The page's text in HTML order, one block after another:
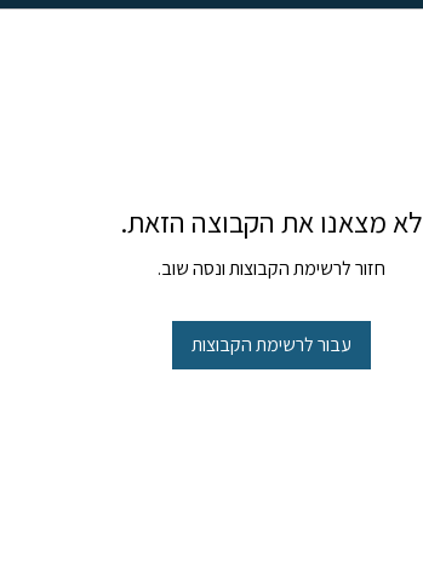
לא מצאנו את הקבוצה הזאת.
חזור לרשימת הקבוצות ונסה שוב.
עבור לרשימת הקבוצות